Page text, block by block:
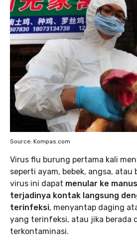
Source: Kompas.com
Virus flu burung pertama kali
seperti ayam, bebek, angsa, atau
virus ini dapat menular ke
terjadinya kontak langsung
terinfeksi, menyantap daging
yang terinfeksi, atau jika berada
terkontaminasi.